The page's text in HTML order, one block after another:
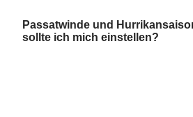
Passatwinde und
sollte ich mich einstellen?